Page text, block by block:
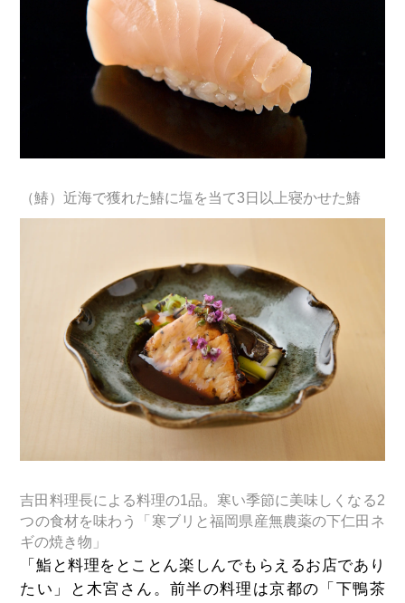
（鰆）近海で獲れた鰆に塩を当て3日以上寝かせた鰆
吉田料理長による料理の1品。寒い季節に美味しくなる2
つの食材を味わう「寒ブリと福岡県産無農薬の下仁田ネ
ギの焼き物」
「鮨と料理をとことん楽しんでもらえるお店であり
たい」と木宮さん。前半の料理は京都の「下鴨茶